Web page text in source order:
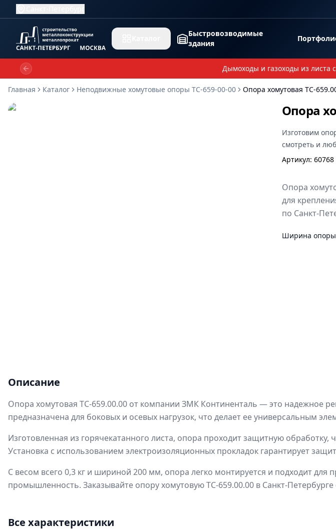
Быстровозводимые
здания
Дымоходы и газоходы из
Previous slide
Главная
Каталог Неподвижные хомутовые опоры ТС-659-00-00 Опора хомутовая ТС-
Опора
Изготовим
смотреть и
Артикул: 60768
Опора
для
по Санкт-
Ширина опоры
Описание
Опора хомутовая ТС-659.00.00 от компании ЗМК Континенталь — это надежное
предназначена для боковых и осевых нагрузок, что делает ее универсальным
Изготовленная из горячекатанного листа, опора проходит защитную
Установка с использованием электроизоляционных прокладок гарантирует
С весом всего 0,3 кг и шириной 200 мм, опора легко монтируется и подходит
промышленность. Заказывайте опору хомутовую ТС-659.00.00 в Санкт-Петербурге
Все характеристики